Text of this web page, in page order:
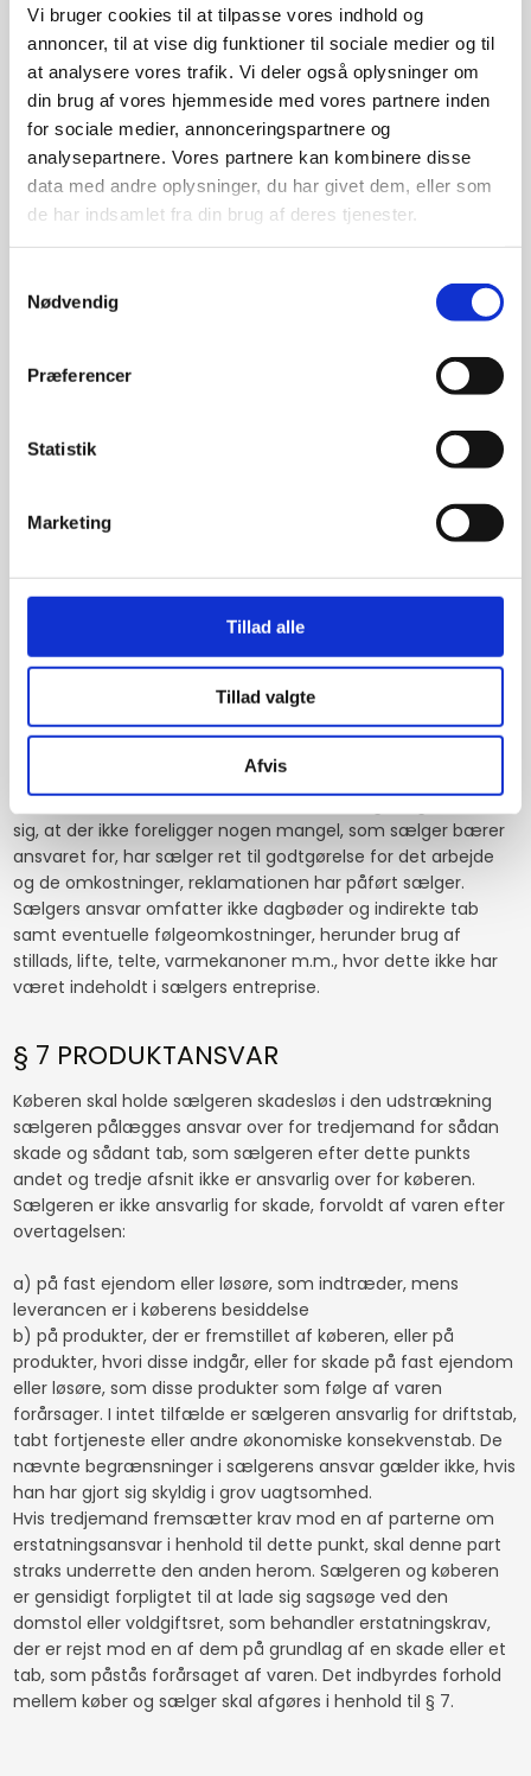
Vi bruger cookies til at tilpasse vores indhold og
annoncer, til at vise dig funktioner til sociale medier og til
at analysere vores trafik. Vi deler også oplysninger om
din brug af vores hjemmeside med vores partnere inden
for sociale medier, annonceringspartnere og
analysepartnere. Vores partnere kan kombinere disse
data med andre oplysninger, du har givet dem, eller som
de har indsamlet fra din brug af deres tjenester.
Nødvendig
Præferencer
Statistik
Marketing
Tillad alle
Tillad valgte
Afvis
§ 5 PRISSTRUKTUR
Er der ikke afgivet tilbud på opgaven, vil sælger opkræve jf.
meter forbrug på anlægget, samt gebyrer på hver
opgave/ordre
- minimumsordre gebyr hvis opgave/ ordre ikke overstiger
minimumsgrænse
Sælger er alene ansvarlig for mangler, der kan henføres til
Sælgers ansvar for skjulte mangler ophører 2 år efter
Køber er forpligtet til straks ved varens modtagelse at
undersøge denne samt til straks at reklamere over synlige
efter mangel er konstateret.
Sælger har ret og pligt til at afhjælpe mangler snarest
muligt. Sælger afgør om mangels afhjælpning vil ske på
stedet eller ved fornyet behandling af emnerne, leveret til
sælger. Sælger betaler værdien af overfladebehandling af
emnerne. Omkostningerne til demontage af emner -
genmontage af nye emner dækkes ikke.
sig, at der ikke foreligger nogen mangel, som sælger bærer
ansvaret for, har sælger ret til godtgørelse for det arbejde
og de omkostninger, reklamationen har påført sælger.
Sælgers ansvar omfatter ikke dagbøder og indirekte tab
samt eventuelle følgeomkostninger, herunder brug af
stillads, lifte, telte, varmekanoner m.m., hvor dette ikke har
været indeholdt i sælgers entreprise.
§ 7 PRODUKTANSVAR
Køberen skal holde sælgeren skadesløs i den udstrækning
sælgeren pålægges ansvar over for tredjemand for sådan
skade og sådant tab, som sælgeren efter dette punkts
andet og tredje afsnit ikke er ansvarlig over for køberen.
Sælgeren er ikke ansvarlig for skade, forvoldt af varen efter
overtagelsen:
a) på fast ejendom eller løsøre, som indtræder, mens
leverancen er i køberens besiddelse
b) på produkter, der er fremstillet af køberen, eller på
produkter, hvori disse indgår, eller for skade på fast ejendom
eller løsøre, som disse produkter som følge af varen
forårsager. I intet tilfælde er sælgeren ansvarlig for driftstab,
tabt fortjeneste eller andre økonomiske konsekvenstab. De
nævnte begrænsninger i sælgerens ansvar gælder ikke, hvis
han har gjort sig skyldig i grov uagtsomhed.
Hvis tredjemand fremsætter krav mod en af parterne om
erstatningsansvar i henhold til dette punkt, skal denne part
straks underrette den anden herom. Sælgeren og køberen
er gensidigt forpligtet til at lade sig sagsøge ved den
domstol eller voldgiftsret, som behandler erstatningskrav,
der er rejst mod en af dem på grundlag af en skade eller et
tab, som påstås forårsaget af varen. Det indbyrdes forhold
mellem køber og sælger skal afgøres i henhold til § 7.